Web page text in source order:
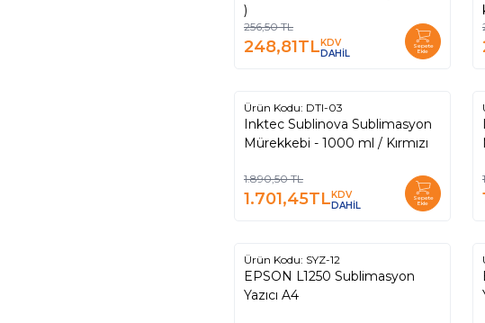
)
256,50TL
248,81TLKDV
DAHİL
Sepete
Ekle
%
10
Ürün Kodu: DTI-03
Inktec Sublinova Sublimasyon
Mürekkebi - 1000 ml / Kırmızı
1.890,50TL
1.701,45TLKDV
DAHİL
Sepete
Ekle
%
3
Ürün Kodu: SYZ-12
EPSON L1250 Sublimasyon
Yazıcı A4